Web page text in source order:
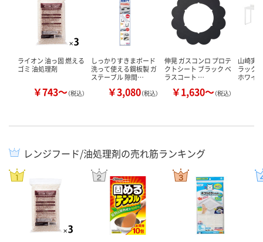
ライオン 油っ固 燃える
ゴミ 油処理剤
￥743～（税込）
しっかりすきまボード
洗って使える鋼板製 ガ
ステーブル 隙間…
￥3,080（税込）
伸晃 ガスコンロ プロテ
クトシート ブラック ベ
ラスコート …
￥1,630～（税込）
山崎実
ラック
ホワイ
レンジフード/油処理剤の売れ筋ランキング